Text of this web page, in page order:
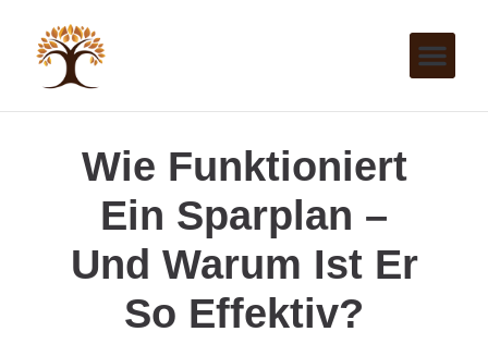
Wie Funktioniert
Ein Sparplan –
Und Warum Ist Er
So Effektiv?